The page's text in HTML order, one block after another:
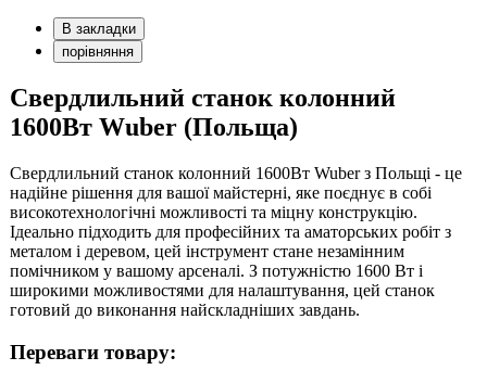
В закладки
порівняння
Свердлильний станок колонний
1600Вт Wuber (Польща)
Свердлильний станок колонний 1600Вт Wuber з Польщі - це
надійне рішення для вашої майстерні, яке поєднує в собі
високотехнологічні можливості та міцну конструкцію.
Ідеально підходить для професійних та аматорських робіт з
металом і деревом, цей інструмент стане незамінним
помічником у вашому арсеналі. З потужністю 1600 Вт і
широкими можливостями для налаштування, цей станок
готовий до виконання найскладніших завдань.
Переваги товару: